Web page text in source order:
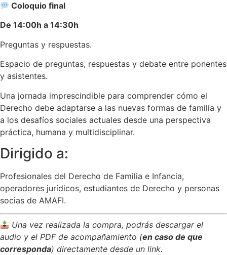
Coloquio final
De 14:00h a 14:30h
Preguntas y respuestas.
Espacio de preguntas, respuestas y debate entre ponentes
y asistentes.
Una jornada imprescindible para comprender cómo el
Derecho debe adaptarse a las nuevas formas de familia y
a los desafíos sociales actuales desde una perspectiva
práctica, humana y multidisciplinar.
Dirigido a:
Profesionales del Derecho de Familia e Infancia,
operadores jurídicos, estudiantes de Derecho y personas
socias de AMAFI.
Una vez realizada la compra, podrás descargar el
audio y el PDF de acompañamiento (en caso de que
corresponda) directamente desde un link.